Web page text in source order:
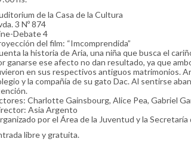
de la Casa de la Cultura
3 Nº 874
Debate 4
del film: “Imcomprendida”
la historia de Aria, una niña que busca el
ganarse ese afecto no dan resultado, ya que
en sus respectivos antiguos matrimonios.
y la compañía de su gato Dac. Al sentirse
Charlotte Gainsbourg, Alice Pea, Gabriel
Asia Argento
por el Área de la Juventud y la
libre y gratuita.